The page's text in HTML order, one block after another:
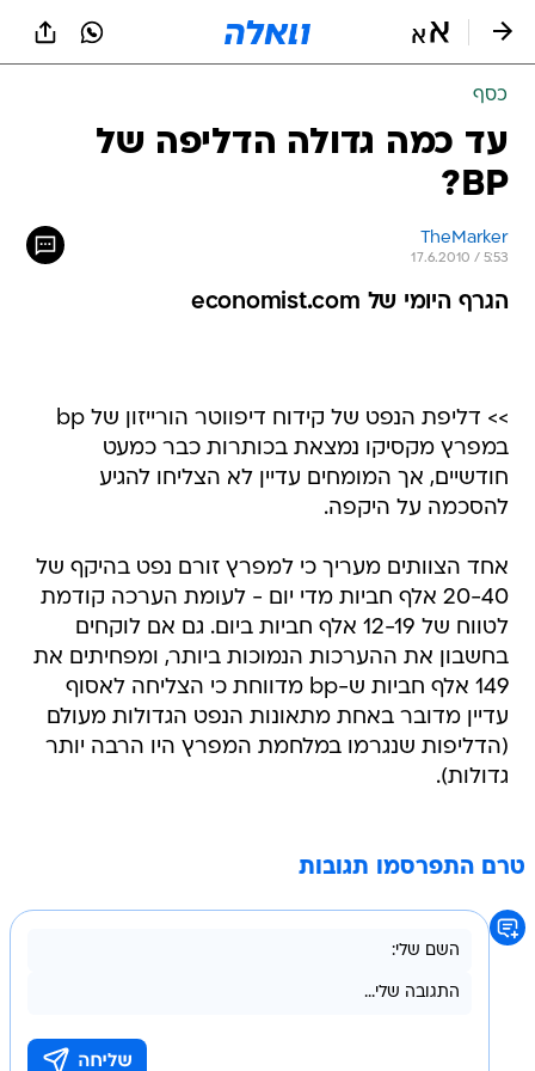
כסף
עד כמה גדולה הדליפה של
BP?
TheMarker
17.6.2010 / 5:53
הגרף היומי של economist.com
>> דליפת הנפט של קידוח דיפווטר הורייזון של bp
במפרץ מקסיקו נמצאת בכותרות כבר כמעט
חודשיים, אך המומחים עדיין לא הצליחו להגיע
להסכמה על היקפה.
אחד הצוותים מעריך כי למפרץ זורם נפט בהיקף של
20-40 אלף חביות מדי יום - לעומת הערכה קודמת
לטווח של 12-19 אלף חביות ביום. גם אם לוקחים
בחשבון את ההערכות הנמוכות ביותר, ומפחיתים את
149 אלף חביות ש-bp מדווחת כי הצליחה לאסוף
עדיין מדובר באחת מתאונות הנפט הגדולות מעולם
(הדליפות שנגרמו במלחמת המפרץ היו הרבה יותר
גדולות).
טרם התפרסמו תגובות